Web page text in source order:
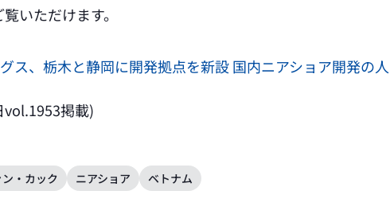
いただけます。
ス、栃木と静岡に開発拠点を新設 国内ニアショア開発の人
vol.1953掲載)
ン・カック ニアショア ベトナム